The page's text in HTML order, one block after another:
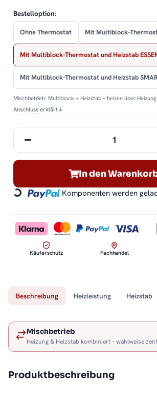
Bestelloption:
Ohne Thermostat Mit Multiblock-
Mit Multiblock-Thermostat und Heizstab
Mit Multiblock-Thermostat und Heizstab
Mischbetrieb: Multiblock + Heizstab – heizen über
Anschluss erklärt↓
In den
Loading... Komponenten werden
Käuferschutz Fachhandel
Beschreibung Heizleistung Heizstab
Mischbetrieb
Heizung & Heizstab kombiniert – wahlweise
Produktbeschreibung